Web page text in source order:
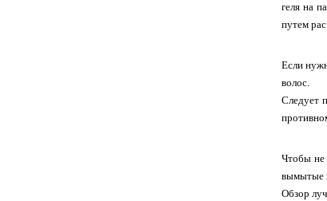
геля на
путем
Если
волос.
Следует
Чтобы не
вымытые
Обзор